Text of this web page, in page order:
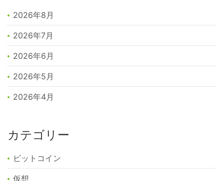
2026年8月
2026年7月
2026年6月
2026年5月
2026年4月
カテゴリー
ビットコイン
仮想